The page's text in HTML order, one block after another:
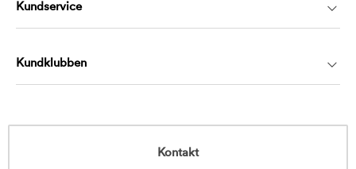
Kundservice
Kundklubben
Kontakt